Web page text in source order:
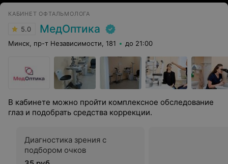
КАБИНЕТ ОФТАЛЬМОЛОГА
5.0 МедОптика
Минск, пр-т Независимости, 181 до 21:00
В кабинете можно пройти комплексное обследование
глаз и подобрать средства коррекции.
Диагностика зрения с
подбором очков